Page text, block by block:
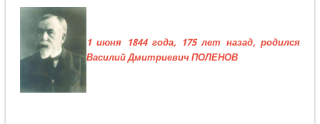
1 июня 1844 года, 175 лет назад, родился
Василий Дмитриевич ПОЛЕНОВ